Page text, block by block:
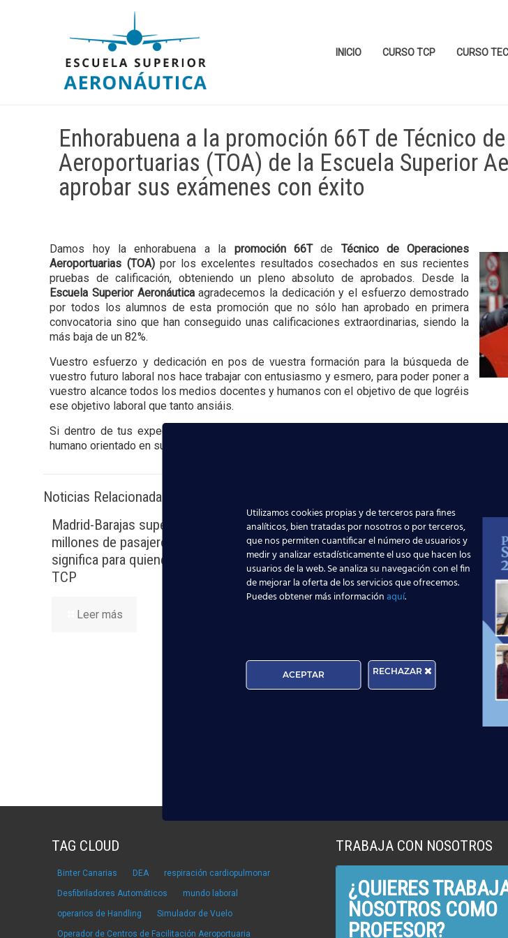
INICIO CURSO TCP CURSO
Enhorabuena a la promoción 66T de Técnico
Aeroportuarias (TOA) de la Escuela Superior
aprobar sus exámenes con éxito
Damos hoy la enhorabuena a la promoción 66Tde Técnico de Operaciones
Aeroportuarias (TOA)por los excelentes resultados cosechados en sus recientes
pruebas de calificación, obteniendo un pleno absoluto de aprobados. Desde la
Escuela Superior Aeronáuticaagradecemos la dedicación y el esfuerzo demostrado
por todos los alumnos de esta promoción que no sólo han aprobado en primera
convocatoria sino que han conseguido unas calificaciones extraordinarias, siendo la
más baja de un 82%.
Vuestro esfuerzo y dedicación en pos de vuestra formación para la búsqueda de
vuestro futuro laboral nos hace trabajar con entusiasmo y esmero, para poder poner a
vuestro alcance todos los medios docentes y humanos con el objetivo de que logréis
ese objetivo laboral que tanto ansiáis.
Si dentro de tus expectativas se encuentra la formación aeronáutica, aprovecha la
humano orientado en su trabajo a que puedas hacer realidad tu sueño de
Noticias Relacionadas
Madrid-Barajas supera los 6
millones de pasajeros junio: qué
significa para quienes quieren ser
TCP
Leer más
¡Últimas plazas! Nuevo Curso TCP
en Madrid – Tercer cuatrimestre
2026
Leer más
la
TAG CLOUD
Binter Canarias DEA respiración cardiopulmonar
Desfibriladores Automáticos mundo laboral
operarios de Handling Simulador de Vuelo
Operador de Centros de Facilitación Aeroportuaria
TRABAJA CON NOSOTROS
¿QUIERES
NOSOTROS COMO
PROFESOR?
Utilizamos cookies propias y de terceros para fines
analíticos, bien tratadas por nosotros o por terceros,
que nos permiten cuantificar el número de usuarios y
medir y analizar estadísticamente el uso que hacen los
usuarios de la web. Se analiza su navegación con el fin
de mejorar la oferta de los servicios que ofrecemos.
Puedes obtener más informaciónaquí.
ACEPTAR RECHAZAR